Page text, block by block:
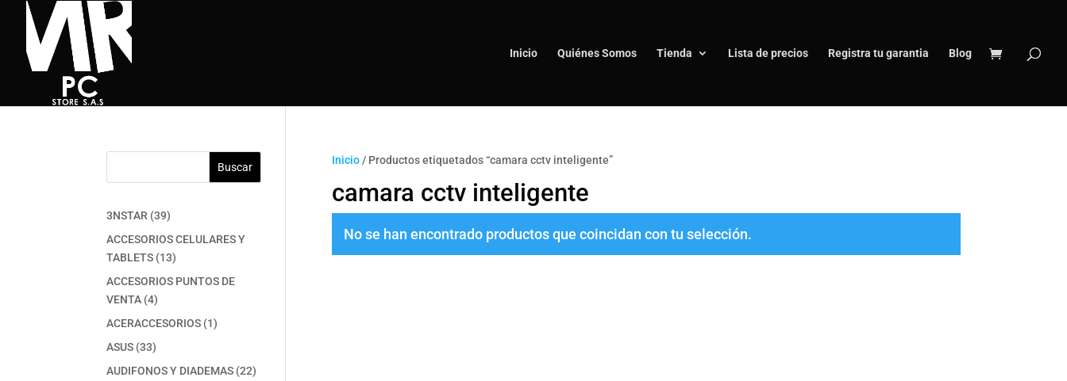
Inicio Quiénes Somos Tienda Lista de precios Registra tu garantia Blog
Inicio/ Productos etiquetados “camara cctv inteligente”
camara cctv inteligente
No se han encontrado productos que coincidan con tu selección.
Buscar
3NSTAR 3939
productos
ACCESORIOS CELULARES Y
TABLETS 1313
productos
ACCESORIOS PUNTOS DE
VENTA 44
productos
ACERACCESORIOS 11
ASUS 3333
productos
AUDIFONOS Y DIADEMAS 2222